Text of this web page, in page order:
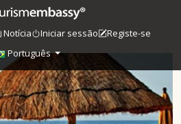
Notícia Iniciar sessão
Registe-se
Português